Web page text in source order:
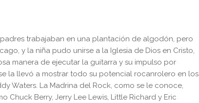
padres trabajaban en una plantación de algodón, pero
y la niña pudo unirse a la Iglesia de Dios en Cristo,
manera de ejecutar la guitarra y su impulso por
la llevó a mostrar todo su potencial rocanrolero en los
Waters. La Madrina del Rock, como se le conoce,
Chuck Berry, Jerry Lee Lewis, Little Richard y Eric